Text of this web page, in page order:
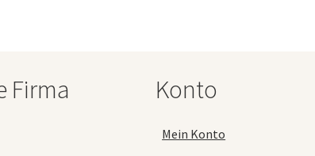
Firma Konto
Mein Konto